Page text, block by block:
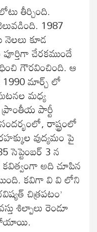
తీర్చింది.
1987
కూడ
చేరకముందే
గౌరవించింది. ఆ
మార్చ్ లో
మధ్య
ప్రాంతీయ పార్టీ
రాష్ట్రంలో
వుద్యమం పై
సెప్టెంబర్ 3 న
అది చూపిన
కవిగా వి వి లోని
చిత్రపటం’
శిల్పాలు రెండూ
పోయాయి.